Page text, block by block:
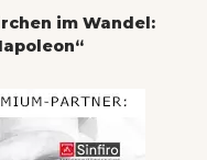
im Wandel: